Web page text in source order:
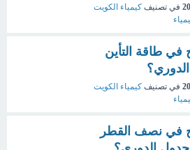
في تصنيف كيمياء الكويت
في طاقة التأين
في تصنيف كيمياء الكويت
في نصف القطر